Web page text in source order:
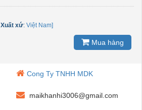
Xuất xứ: Việt Nam]
Mua hàng
Cong Ty TNHH MDK
maikhanhi3006@gmail.com